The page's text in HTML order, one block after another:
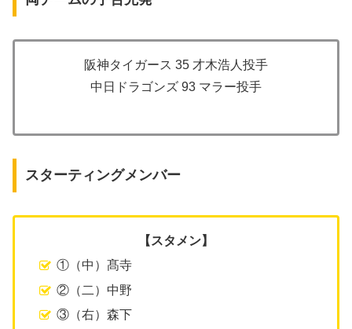
阪神タイガース 35 才木浩人投手
中日ドラゴンズ 93 マラー投手
スターティングメンバー
【スタメン】
①（中）髙寺
②（二）中野
③（右）森下